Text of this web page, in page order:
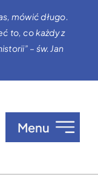
mówić długo.
to, co każdy z
– św. Jan
Menu